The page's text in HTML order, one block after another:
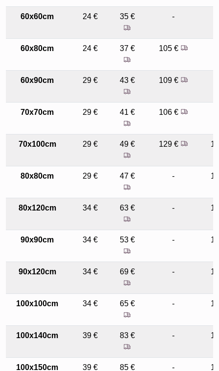
60x60cm 24 € 35 € -
60x80cm 24 € 37 € 105 €
60x90cm 29 € 43 € 109 €
70x70cm 29 € 41 € 106 €
70x100cm 29 € 49 € 129 €
80x80cm 29 € 47 € -
80x120cm 34 € 63 € -
90x90cm 34 € 53 € -
90x120cm 34 € 69 € -
100x100cm 34 € 65 € -
100x140cm 39 € 83 € -
100x150cm 39 € 85 € -